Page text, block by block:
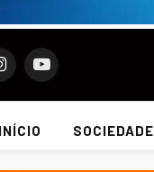
YouTube
INÍCIO SOCIEDADE